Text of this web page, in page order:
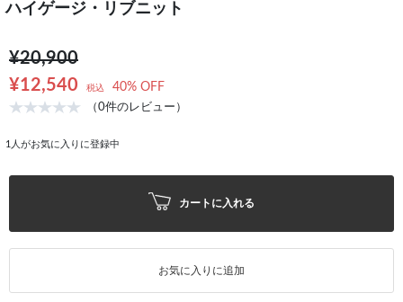
ハイゲージ・リブニット
¥20,900
¥12,540
税込 40% OFF
（0件のレビュー）
1 人がお気に入りに登録中
カートに入れる
お気に入りに追加